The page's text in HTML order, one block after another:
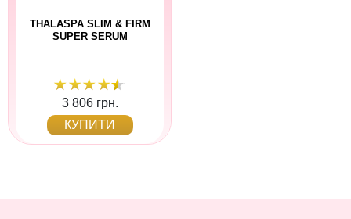
THALASPA SLIM & FIRM
SUPER SERUM
3 806 грн.
КУПИТИ